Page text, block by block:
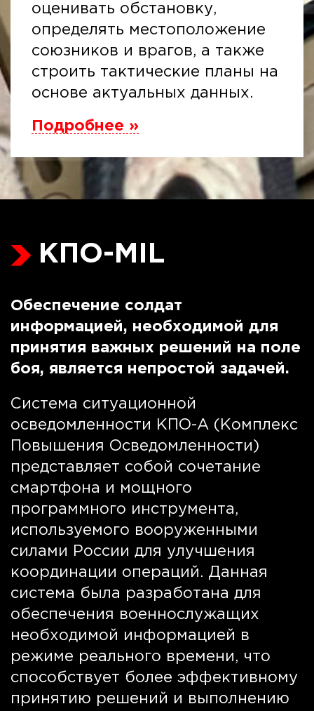
оценивать обстановку,
определять местоположение
союзников и врагов, а также
строить тактические планы на
основе актуальных данных.
Подробнее »
КПО-MIL
Обеспечение солдат
информацией, необходимой для
принятия важных решений на поле
боя, является непростой задачей.
Система ситуационной
осведомленности КПО-А (Комплекс
Повышения Осведомленности)
представляет собой сочетание
смартфона и мощного
программного инструмента,
используемого вооруженными
силами России для улучшения
координации операций. Данная
система была разработана для
обеспечения военнослужащих
необходимой информацией в
режиме реального времени, что
способствует более эффективному
принятию решений и выполнению